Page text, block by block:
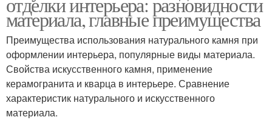
материала, главные преимущества
Преимущества использования натурального камня при
оформлении интерьера, популярные виды материала.
Свойства искусственного камня, применение
керамогранита и кварца в интерьере. Сравнение
характеристик натурального и искусственного
материала.